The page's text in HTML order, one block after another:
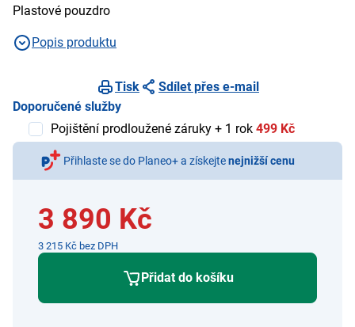
Plastové pouzdro
Popis produktu
Tisk
Sdílet přes e-mail
Doporučené služby
Pojištění prodloužené záruky + 1 rok 499 Kč
Přihlaste se do Planeo+ a získejtenejnižší cenu
3 890 Kč
3 215 Kč bez DPH
Přidat do košíku